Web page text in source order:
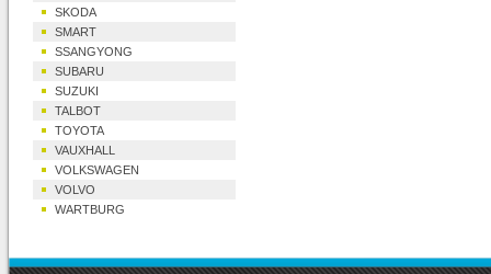
SKODA
SMART
SSANGYONG
SUBARU
SUZUKI
TALBOT
TOYOTA
VAUXHALL
VOLKSWAGEN
VOLVO
WARTBURG